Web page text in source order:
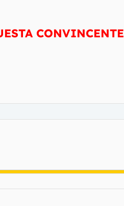
CONVINCENTE